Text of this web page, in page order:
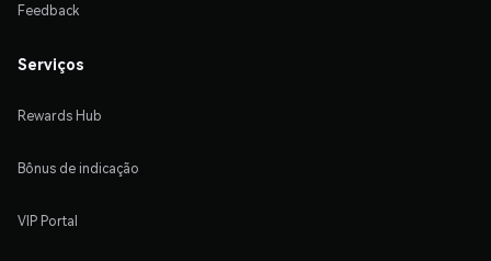
Feedback
Serviços
Rewards Hub
Bônus de indicação
VIP Portal